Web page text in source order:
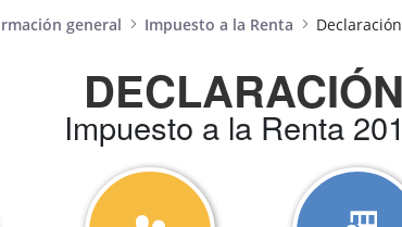
general Impuesto a la Renta
DECLARACIÓN
Impuesto a la Renta